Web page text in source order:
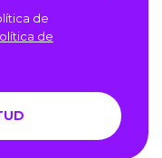
de
de